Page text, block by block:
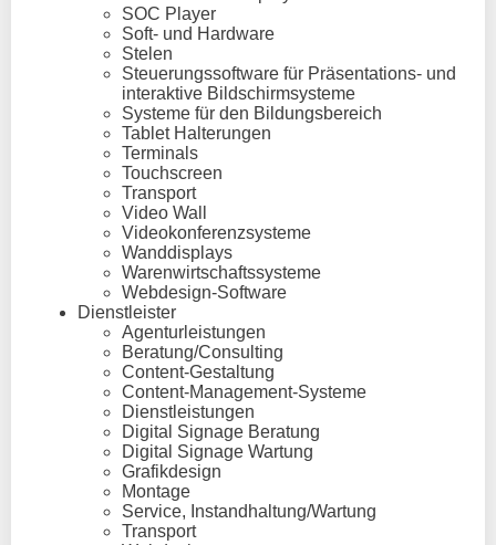
SOC Player
Soft- und Hardware
Stelen
Steuerungssoftware für Präsentations- und
interaktive Bildschirmsysteme
Systeme für den Bildungsbereich
Tablet Halterungen
Terminals
Touchscreen
Transport
Video Wall
Videokonferenzsysteme
Wanddisplays
Warenwirtschaftssysteme
Webdesign-Software
Dienstleister
Agenturleistungen
Beratung/Consulting
Content-Gestaltung
Content-Management-Systeme
Dienstleistungen
Digital Signage Beratung
Digital Signage Wartung
Grafikdesign
Montage
Service, Instandhaltung/Wartung
Transport